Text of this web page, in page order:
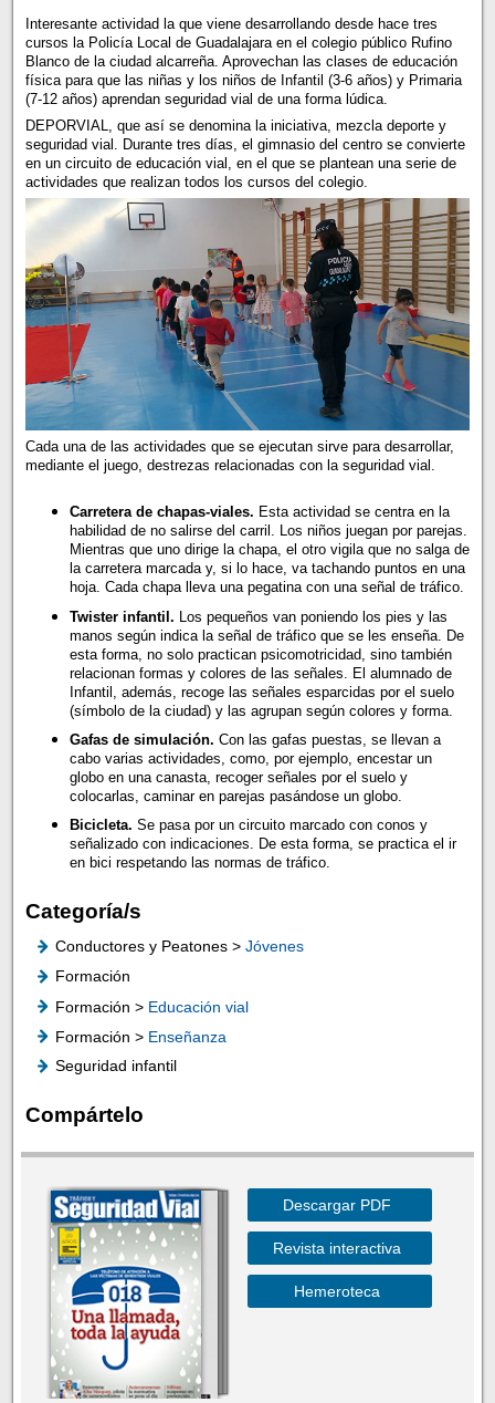
Interesante actividad la que viene desarrollando desde hace tres
cursos la Policía Local de Guadalajara en el colegio público Rufino
Blanco de la ciudad alcarreña. Aprovechan las clases de educación
física para que las niñas y los niños de Infantil (3-6 años) y Primaria
(7-12 años) aprendan seguridad vial de una forma lúdica.
DEPORVIAL, que así se denomina la iniciativa, mezcla deporte y
seguridad vial. Durante tres días, el gimnasio del centro se convierte
en un circuito de educación vial, en el que se plantean una serie de
actividades que realizan todos los cursos del colegio.
Cada una de las actividades que se ejecutan sirve para desarrollar,
mediante el juego, destrezas relacionadas con la seguridad vial.
Carretera de chapas-viales. Esta actividad se centra en la
habilidad de no salirse del carril. Los niños juegan por parejas.
Mientras que uno dirige la chapa, el otro vigila que no salga de
la carretera marcada y, si lo hace, va tachando puntos en una
hoja. Cada chapa lleva una pegatina con una señal de tráfico.
Twister infantil. Los pequeños van poniendo los pies y las
manos según indica la señal de tráfico que se les enseña. De
esta forma, no solo practican psicomotricidad, sino también
relacionan formas y colores de las señales. El alumnado de
Infantil, además, recoge las señales esparcidas por el suelo
(símbolo de la ciudad) y las agrupan según colores y forma.
Gafas de simulación. Con las gafas puestas, se llevan a
cabo varias actividades, como, por ejemplo, encestar un
globo en una canasta, recoger señales por el suelo y
colocarlas, caminar en parejas pasándose un globo.
Bicicleta. Se pasa por un circuito marcado con conos y
señalizado con indicaciones. De esta forma, se practica el ir
en bici respetando las normas de tráfico.
Categoría/s
Conductores y Peatones > Jóvenes
Formación
Formación > Educación vial
Formación > Enseñanza
Seguridad infantil
Compártelo
Descargar PDF
Revista interactiva
Hemeroteca